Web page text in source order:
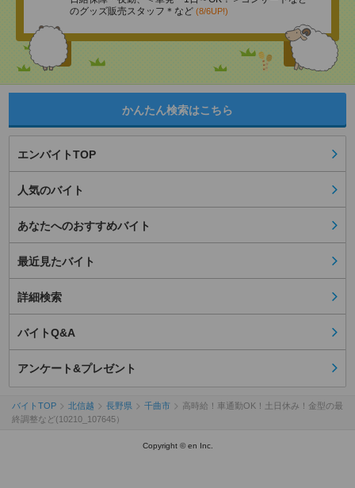
のグッズ販売スタッフ＊など (8/6UP!)
かんたん検索はこちら
エンバイトTOP
人気のバイト
あなたへのおすすめバイト
最近見たバイト
詳細検索
バイトQ&A
アンケート&プレゼント
バイトTOP 北信越 長野県 千曲市
高時給！車通勤OK！土日休み！金型の最
終調整など(10210_107645）
Copyright © en Inc.